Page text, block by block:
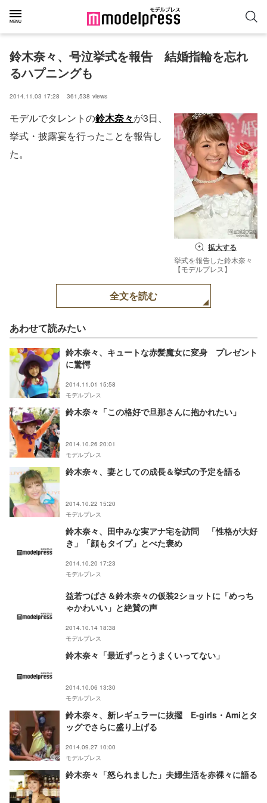
鈴木奈々、号泣挙式を報告　結婚指輪を忘れ
るハプニングも
2014.11.03 17:28 361,538 views
拡大する
挙式を報告した鈴木奈々
【モデルプレス】
モデルでタレントの鈴木奈々が3日、
挙式・披露宴を行ったことを報告し
た。
全文を読む
あわせて読みたい
鈴木奈々、キュートな赤髪魔女に変身 プレゼント
に驚愕
2014.11.01 15:58
モデルプレス
鈴木奈々「この格好で旦那さんに抱かれたい」
2014.10.26 20:01
モデルプレス
鈴木奈々、妻としての成長＆挙式の予定を語る
2014.10.22 15:20
モデルプレス
鈴木奈々、田中みな実アナ宅を訪問 「性格が大好
き」「顔もタイプ」とべた褒め
2014.10.20 17:23
モデルプレス
益若つばさ＆鈴木奈々の仮装2ショットに「めっち
ゃかわいい」と絶賛の声
2014.10.14 18:38
モデルプレス
鈴木奈々「最近ずっとうまくいってない」
2014.10.06 13:30
モデルプレス
鈴木奈々、新レギュラーに抜擢 E-girls・Amiとタ
ッグでさらに盛り上げる
2014.09.27 10:00
モデルプレス
鈴木奈々「怒られました」夫婦生活を赤裸々に語る